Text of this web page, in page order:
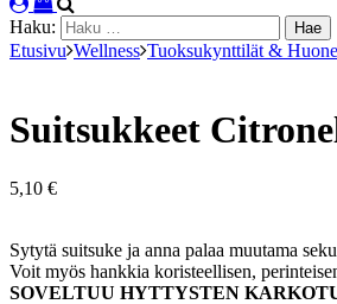
Haku:
Etusivu Wellness Tuoksukynttilät &
Suitsukkeet
5,10 €
Sytytä suitsuke ja anna palaa muutama
Voit myös hankkia koristeellisen,
SOVELTUU HYTTYSTEN